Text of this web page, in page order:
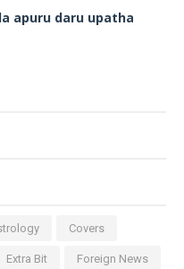
apuru daru upatha
Covers
Extra Bit Foreign News